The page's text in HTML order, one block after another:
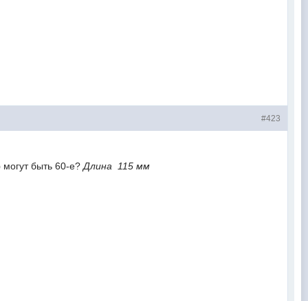
#423
могут быть 60-е?Длина 115 мм